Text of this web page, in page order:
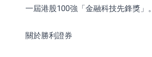
一屆港股100強「金融科技先鋒獎」。
關於勝利證券